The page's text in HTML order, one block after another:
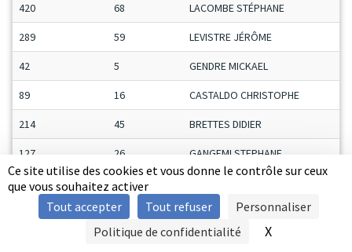
Ce site utilise des cookies et vous donne le contrôle sur ceux
que vous souhaitez activer
Tout accepter
Tout refuser
Personnaliser
Politique de confidentialité
X
420 68 LACOMBE STÉPHANE
289 59 LEVISTRE JÉRÔME
42 5 GENDRE MICKAEL
89 16 CASTALDO CHRISTOPHE
214 45 BRETTES DIDIER
127 26 GANGEMI STEPHANE
164 33
29 CHARLOIS FABRICE
34 DEROBERT YOHANN
SIGNALER UNE VIOLENCE